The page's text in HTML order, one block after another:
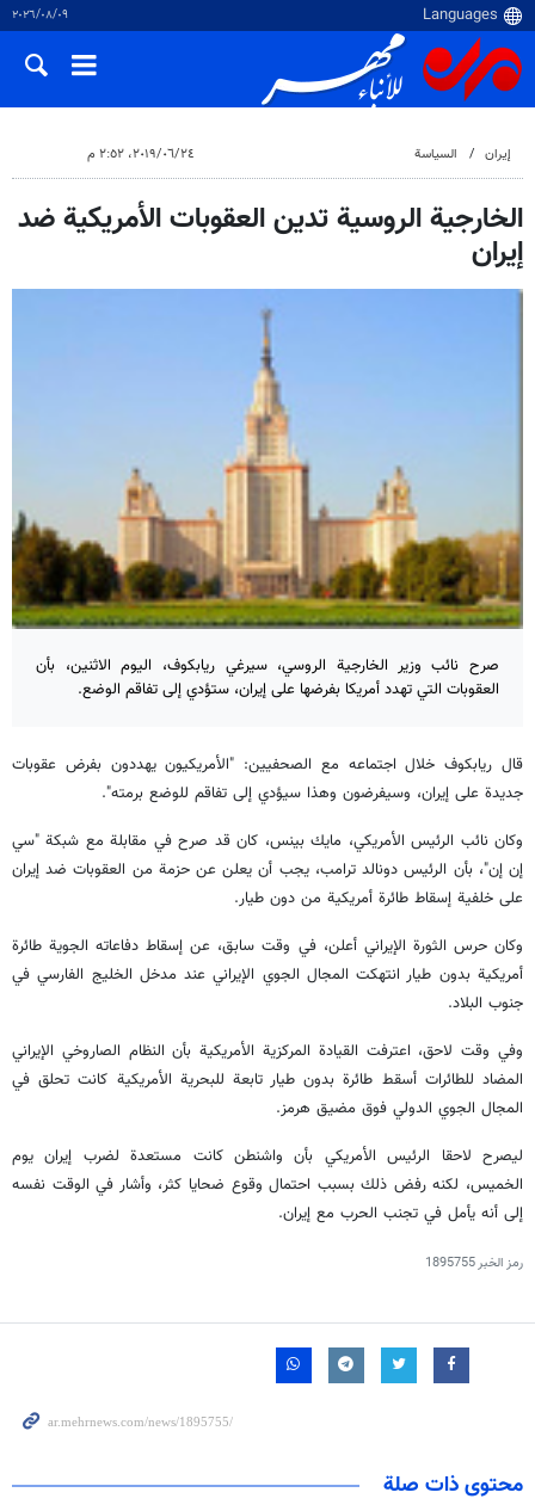
٠٩‏/٠٨‏/٢٠٢٦
إيران السياسة ٢٤‏/٠٦‏/٢٠١٩، ٢:٥٢ م
الخارجية الروسية تدين العقوبات الأمريكية ضد
إيران
صرح نائب وزير الخارجية الروسي، سيرغي ريابكوف، اليوم الاثنين، بأن
العقوبات التي تهدد أمريكا بفرضها على إيران، ستؤدي إلى تفاقم الوضع.
قال ريابكوف خلال اجتماعه مع الصحفيين: "الأمريكيون يهددون بفرض عقوبات
جديدة على إيران، وسيفرضون وهذا سيؤدي إلى تفاقم للوضع برمته".
وكان نائب الرئيس الأمريكي، مايك بينس، كان قد صرح في مقابلة مع شبكة "سي
إن إن"، بأن الرئيس دونالد ترامب، يجب أن يعلن عن حزمة من العقوبات ضد إيران
على خلفية إسقاط طائرة أمريكية من دون طيار.
وكان حرس الثورة الإيراني أعلن، في وقت سابق، عن إسقاط دفاعاته الجوية طائرة
أمريكية بدون طيار انتهكت المجال الجوي الإيراني عند مدخل الخليج الفارسي في
جنوب البلاد.
وفي وقت لاحق، اعترفت القيادة المركزية الأمريكية بأن النظام الصاروخي الإيراني
المضاد للطائرات أسقط طائرة بدون طيار تابعة للبحرية الأمريكية كانت تحلق في
المجال الجوي الدولي فوق مضيق هرمز.
ليصرح لاحقا الرئيس الأمريكي بأن واشنطن كانت مستعدة لضرب إيران يوم
الخميس، لكنه رفض ذلك بسبب احتمال وقوع ضحايا كثر، وأشار في الوقت نفسه
إلى أنه يأمل في تجنب الحرب مع إيران.
رمز الخبر1895755
محتوى ذات صلة